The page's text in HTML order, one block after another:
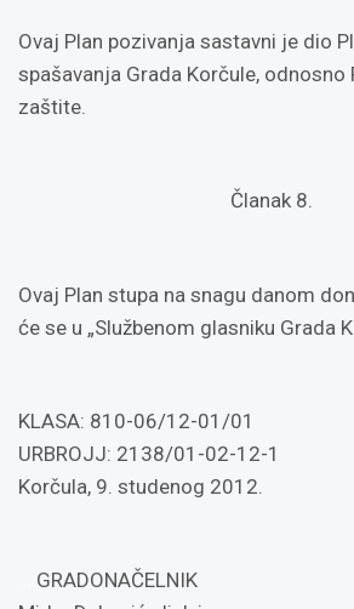
Ovaj Plan pozivanja sastavni je dio
spašavanja Grada Korčule, odnosno
zaštite.
Članak 8.
Ovaj Plan stupa na snagu danom
će se u „Službenom glasniku Grada
KLASA: 810-06/12-01/01
URBROJJ: 2138/01-02-12-1
Korčula, 9. studenog 2012.
GRADONAČELNIK